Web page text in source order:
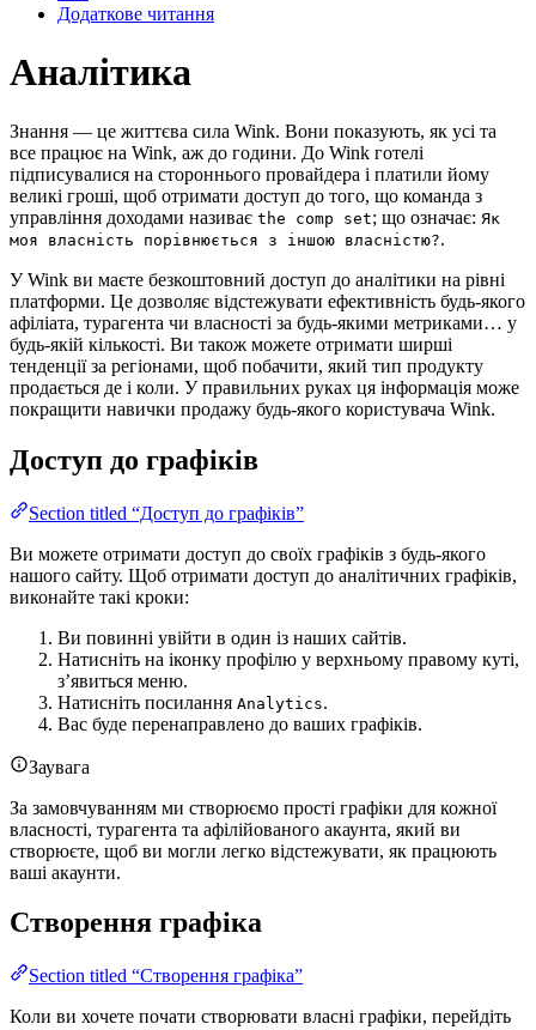
Додаткове читання
Аналітика
Знання — це життєва сила Wink. Вони показують, як усі та
все працює на Wink, аж до години. До Wink готелі
підписувалися на стороннього провайдера і платили йому
великі гроші, щоб отримати доступ до того, що команда з
управління доходами називає the comp set; що означає: Як
моя власність порівнюється з іншою власністю?.
У Wink ви маєте безкоштовний доступ до аналітики на рівні
платформи. Це дозволяє відстежувати ефективність будь-якого
афіліата, турагента чи власності за будь-якими метриками… у
будь-якій кількості. Ви також можете отримати ширші
тенденції за регіонами, щоб побачити, який тип продукту
продається де і коли. У правильних руках ця інформація може
покращити навички продажу будь-якого користувача Wink.
Доступ до графіків
Section titled “Доступ до графіків”
Ви можете отримати доступ до своїх графіків з будь-якого
нашого сайту. Щоб отримати доступ до аналітичних графіків,
виконайте такі кроки:
Ви повинні увійти в один із наших сайтів.
Натисніть на іконку профілю у верхньому правому куті,
з’явиться меню.
Натисніть посилання Analytics.
Вас буде перенаправлено до ваших графіків.
Заувага
За замовчуванням ми створюємо прості графіки для кожної
власності, турагента та афілійованого акаунта, який ви
створюєте, щоб ви могли легко відстежувати, як працюють
ваші акаунти.
Створення графіка
Section titled “Створення графіка”
Коли ви хочете почати створювати власні графіки, перейдіть